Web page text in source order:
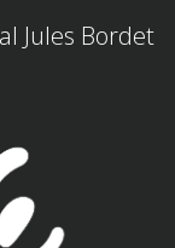
Jules Bordet